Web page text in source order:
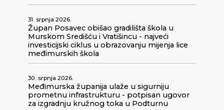
31. srpnja 2026.
Župan Posavec obišao gradilišta škola u
Murskom Središću i Vratišincu - najveći
investicijski ciklus u obrazovanju mijenja lice
međimurskih škola
30. srpnja 2026.
Međimurska županija ulaže u sigurniju
prometnu infrastrukturu - potpisan ugovor
za izgradnju kružnog toka u Podturnu